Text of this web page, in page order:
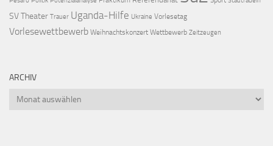
SVTheater Trauer Uganda-Hilfe Ukraine Vorlesetag
Vorlesewettbewerb Weihnachtskonzert Wettbewerb Zeitzeugen
ARCHIV